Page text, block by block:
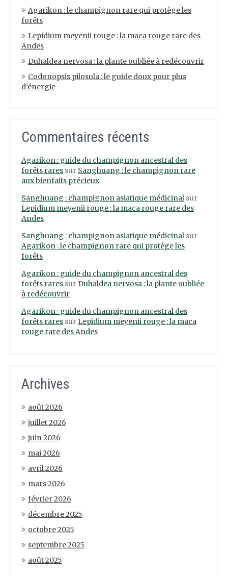
Agarikon : le champignon rare qui protège les
forêts
Lepidium meyenii rouge : la maca rouge rare des
Andes
Duhaldea nervosa : la plante oubliée à redécouvrir
Codonopsis pilosula : le guide doux pour plus
d’énergie
Commentaires récents
Agarikon : guide du champignon ancestral des
forêts rares sur Sanghuang : le champignon rare
aux bienfaits précieux
Sanghuang : champignon asiatique médicinal sur
Lepidium meyenii rouge : la maca rouge rare des
Andes
Sanghuang : champignon asiatique médicinal sur
Agarikon : le champignon rare qui protège les
forêts
Agarikon : guide du champignon ancestral des
forêts rares surDuhaldea nervosa : la plante oubliée
à redécouvrir
Agarikon : guide du champignon ancestral des
forêts rares surLepidium meyenii rouge : la maca
rouge rare des Andes
Archives
août 2026
juillet 2026
juin 2026
mai 2026
avril 2026
mars 2026
février 2026
décembre 2025
octobre 2025
septembre 2025
août 2025